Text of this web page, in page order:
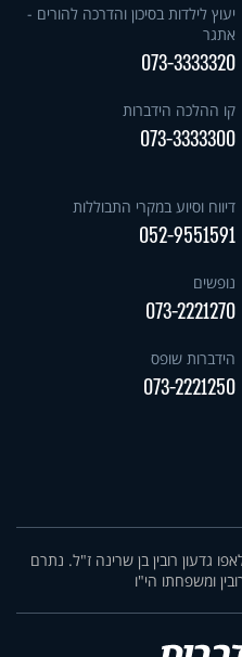
יעוץ לילדות בסיכון והדרכה להורים -
אתגר
073-3333320
קו ההלכה הידברות
073-3333300
דיווח וסיוע במקרי התבוללות
052-9551591
נופשים
073-2221270
הידברות שופס
073-2221250
גדעון רובין בן שרינה ז"ל. נתרם
ומשפחתו הי"ו